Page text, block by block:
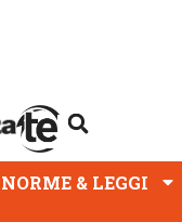
NORME & LEGGI